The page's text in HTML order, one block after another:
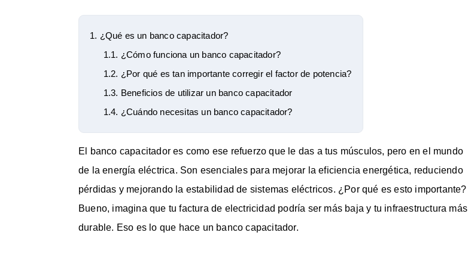
1. ¿Qué es un banco capacitador?
1.1. ¿Cómo funciona un banco capacitador?
1.2. ¿Por qué es tan importante corregir el factor de potencia?
1.3. Beneficios de utilizar un banco capacitador
1.4. ¿Cuándo necesitas un banco capacitador?
El banco capacitador es como ese refuerzo que le das a tus músculos, pero en el mundo
de la energía eléctrica. Son esenciales para mejorar la eficiencia energética, reduciendo
pérdidas y mejorando la estabilidad de sistemas eléctricos. ¿Por qué es esto importante?
Bueno, imagina que tu factura de electricidad podría ser más baja y tu infraestructura más
durable. Eso es lo que hace un banco capacitador.